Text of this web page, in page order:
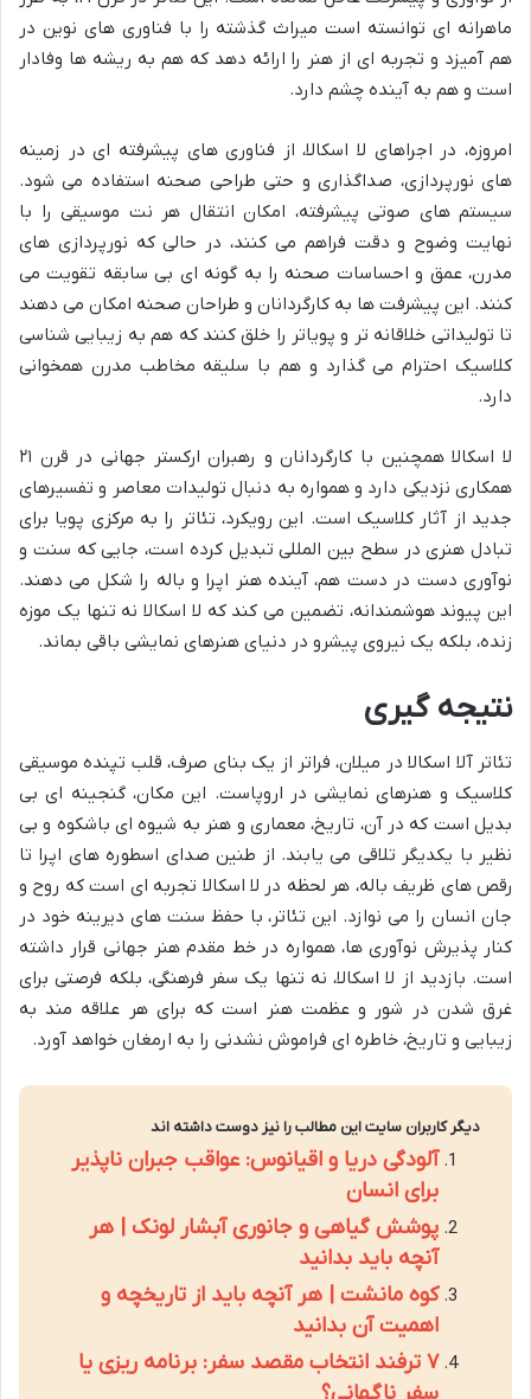
ماهرانه ای توانسته است میراث گذشته را با فناوری های نوین در
هم آمیزد و تجربه ای از هنر را ارائه دهد که هم به ریشه ها وفادار
است و هم به آینده چشم دارد.
امروزه، در اجراهای لا اسکالا، از فناوری های پیشرفته ای در زمینه
های نورپردازی، صداگذاری و حتی طراحی صحنه استفاده می شود.
سیستم های صوتی پیشرفته، امکان انتقال هر نت موسیقی را با
نهایت وضوح و دقت فراهم می کنند، در حالی که نورپردازی های
مدرن، عمق و احساسات صحنه را به گونه ای بی سابقه تقویت می
کنند. این پیشرفت ها به کارگردانان و طراحان صحنه امکان می دهند
تا تولیداتی خلاقانه تر و پویاتر را خلق کنند که هم به زیبایی شناسی
کلاسیک احترام می گذارد و هم با سلیقه مخاطب مدرن همخوانی
دارد.
لا اسکالا همچنین با کارگردانان و رهبران ارکستر جهانی در قرن ۲۱
همکاری نزدیکی دارد و همواره به دنبال تولیدات معاصر و تفسیرهای
جدید از آثار کلاسیک است. این رویکرد، تئاتر را به مرکزی پویا برای
تبادل هنری در سطح بین المللی تبدیل کرده است، جایی که سنت و
نوآوری دست در دست هم، آینده هنر اپرا و باله را شکل می دهند.
این پیوند هوشمندانه، تضمین می کند که لا اسکالا نه تنها یک موزه
زنده، بلکه یک نیروی پیشرو در دنیای هنرهای نمایشی باقی بماند.
نتیجه گیری
تئاتر آلا اسکالا در میلان، فراتر از یک بنای صرف، قلب تپنده موسیقی
کلاسیک و هنرهای نمایشی در اروپاست. این مکان، گنجینه ای بی
بدیل است که در آن، تاریخ، معماری و هنر به شیوه ای باشکوه و بی
نظیر با یکدیگر تلاقی می یابند. از طنین صدای اسطوره های اپرا تا
رقص های ظریف باله، هر لحظه در لا اسکالا تجربه ای است که روح و
جان انسان را می نوازد. این تئاتر، با حفظ سنت های دیرینه خود در
کنار پذیرش نوآوری ها، همواره در خط مقدم هنر جهانی قرار داشته
است. بازدید از لا اسکالا، نه تنها یک سفر فرهنگی، بلکه فرصتی برای
غرق شدن در شور و عظمت هنر است که برای هر علاقه مند به
زیبایی و تاریخ، خاطره ای فراموش نشدنی را به ارمغان خواهد آورد.
دیگر کاربران سایت این مطالب را نیز دوست داشته اند
آلودگی دریا و اقیانوس: عواقب جبران ناپذیر
برای انسان
پوشش گیاهی و جانوری آبشار لونک | هر
آنچه باید بدانید
کوه مانشت | هر آنچه باید از تاریخچه و
اهمیت آن بدانید
۷ ترفند انتخاب مقصد سفر: برنامه ریزی یا